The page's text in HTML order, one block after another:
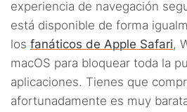
experiencia de navegación
está disponible de forma
los fanáticos de Apple Safari,
macOS para bloquear toda la
aplicaciones. Tienes que
afortunadamente es muy